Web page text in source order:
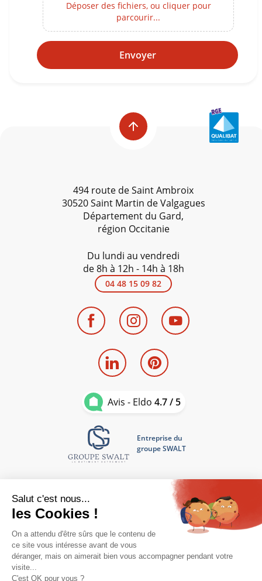
Déposer des fichiers, ou cliquer pour
parcourir...
Envoyer
494 route de Saint Ambroix
30520 Saint Martin de Valgagues
Département du Gard,
région Occitanie
Du lundi au vendredi
de 8h à 12h - 14h à 18h
04 48 15 09 82
Avis - Eldo 4.7 / 5
Entreprise du
groupe SWALT
Politique de confidentialité